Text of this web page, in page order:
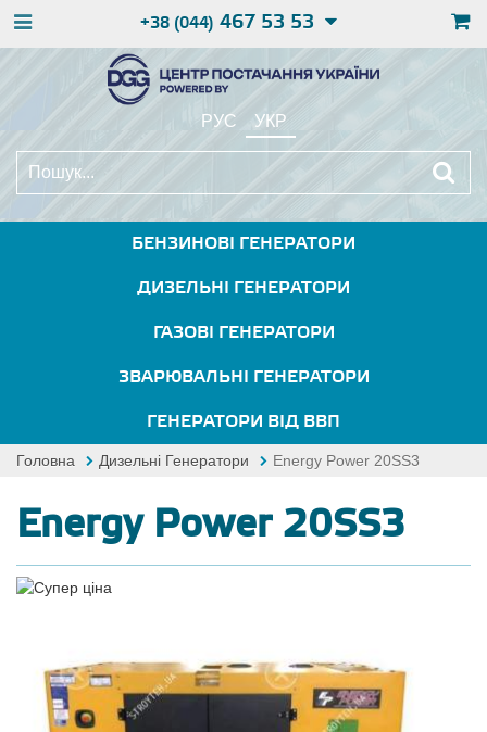
+38 (044) 467 53 53
РУС УКР
БЕНЗИНОВІ ГЕНЕРАТОРИ
ДИЗЕЛЬНІ ГЕНЕРАТОРИ
ГАЗОВІ ГЕНЕРАТОРИ
ЗВАРЮВАЛЬНІ ГЕНЕРАТОРИ
ГЕНЕРАТОРИ ВІД ВВП
Головна Дизельні Генератори Energy Power 20SS3
Energy Power 20SS3